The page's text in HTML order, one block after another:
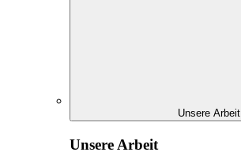
Unsere Arbeit
Unsere Arbeit